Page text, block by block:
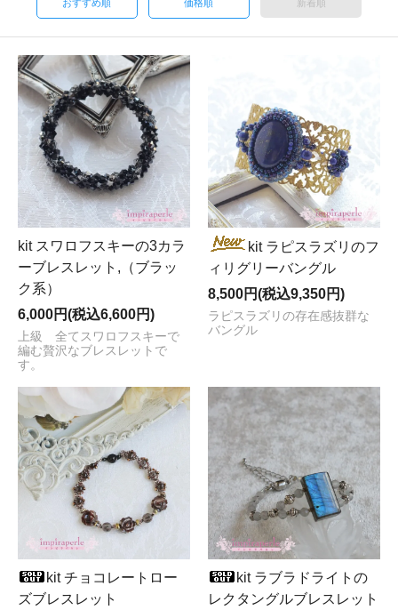
おすすめ順 価格順 新着順
kit スワロフスキーの3カラ
ーブレスレット,（ブラッ
ク系）
6,000円(税込6,600円)
上級 全てスワロフスキーで
編む贅沢なブレスレットで
す。
kit ラピスラズリのフ
ィリグリーバングル
8,500円(税込9,350円)
ラピスラズリの存在感抜群な
バングル
kit チョコレートロー
ズブレスレット
kit ラブラドライトの
レクタングルブレスレット